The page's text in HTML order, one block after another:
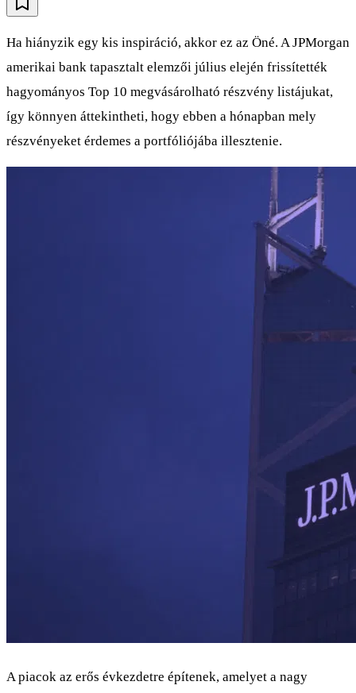
Ha hiányzik egy kis inspiráció, akkor ez az Öné. A JPMorgan
amerikai bank tapasztalt elemzői július elején frissítették
hagyományos Top 10 megvásárolható részvény listájukat,
így könnyen áttekintheti, hogy ebben a hónapban mely
részvényeket érdemes a portfóliójába illesztenie.
A piacok az erős évkezdetre építenek, amelyet a nagy